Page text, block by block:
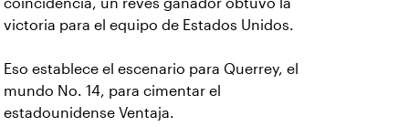
coincidencia, un revés ganador obtuvo la
victoria para el equipo de Estados Unidos.
Eso establece el escenario para Querrey, el
mundo No. 14, para cimentar el
estadounidense Ventaja.